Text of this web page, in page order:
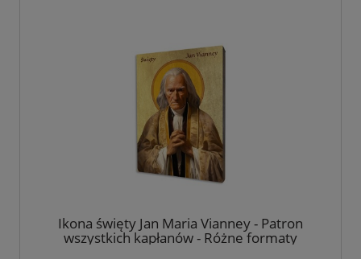
Ikona święty Jan Maria Vianney - Patron
wszystkich kapłanów - Różne formaty